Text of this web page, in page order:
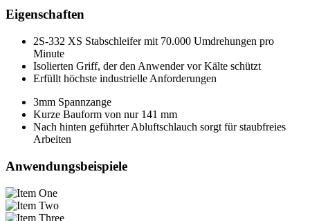
Eigenschaften
2S-332 XS Stabschleifer mit 70.000 Umdrehungen pro
Minute
Isolierten Griff, der den Anwender vor Kälte schützt
Erfüllt höchste industrielle Anforderungen
3mm Spannzange
Kurze Bauform von nur 141 mm
Nach hinten geführter Abluftschlauch sorgt für staubfreies
Arbeiten
Anwendungsbeispiele